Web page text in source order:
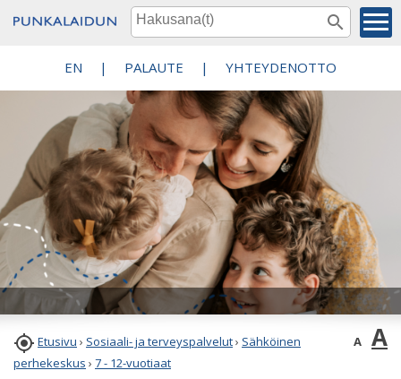
EN | PALAUTE | YHTEYDENOTTO
 Etusivu › Sosiaali- ja terveyspalvelut› Sähköinen
perhekeskus › 7 - 12-vuotiaat
A A